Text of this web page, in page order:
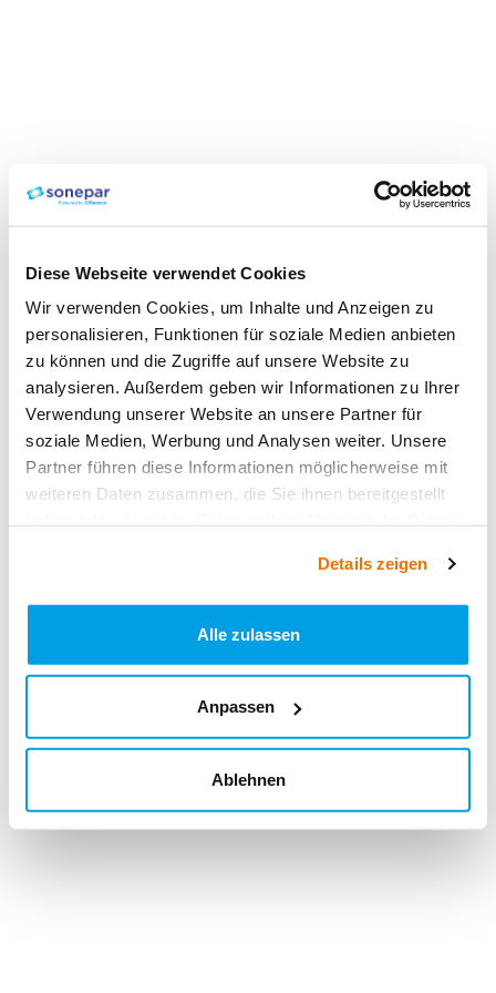
Diese Webseite verwendet Cookies
Wir verwenden Cookies, um Inhalte und Anzeigen zu
personalisieren, Funktionen für soziale Medien anbieten
zu können und die Zugriffe auf unsere Website zu
analysieren. Außerdem geben wir Informationen zu Ihrer
Verwendung unserer Website an unsere Partner für
soziale Medien, Werbung und Analysen weiter. Unsere
Partner führen diese Informationen möglicherweise mit
weiteren Daten zusammen, die Sie ihnen bereitgestellt
Details zeigen
Alle zulassen
Anpassen
Ablehnen